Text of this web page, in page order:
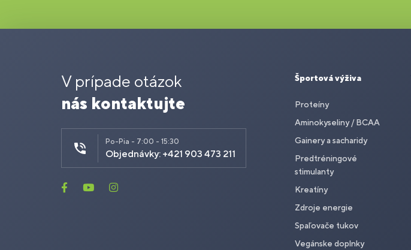
V prípade otázok
nás kontaktujte
Po-Pia - 7:00 - 15:30
Objednávky: +421 903 473 211
Športová výživa
Proteíny
Aminokyseliny / BCAA
Gainery a sacharidy
Predtréningové
stimulanty
Kreatíny
Zdroje energie
Spaľovače tukov
Vegánske doplnky